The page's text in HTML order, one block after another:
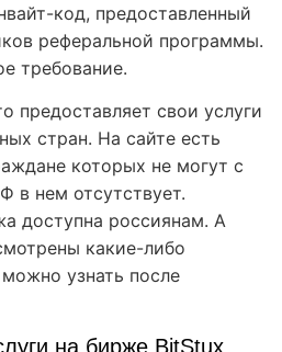
код, предоставленный
реферальной программы.
требование.
предоставляет свои услуги
стран. На сайте есть
которых не могут с
в нем отсутствует.
доступна россиянам. А
какие-либо
узнать после
на бирже BitStux